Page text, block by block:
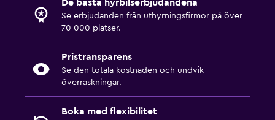
De bästa hyrbilserbjudandena
Se erbjudanden från uthyrningsfirmor på över
70 000 platser.
Pristransparens
Se den totala kostnaden och undvik
överraskningar.
Boka med flexibilitet